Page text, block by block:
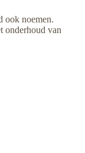
ook noemen.
onderhoud van